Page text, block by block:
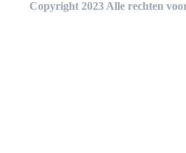
Copyright 2023 Alle rechten